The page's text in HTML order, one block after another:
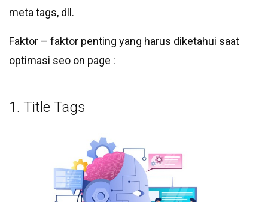
meta tags, dll.
Faktor – faktor penting yang harus diketahui saat
optimasi seo on page :
1. Title Tags